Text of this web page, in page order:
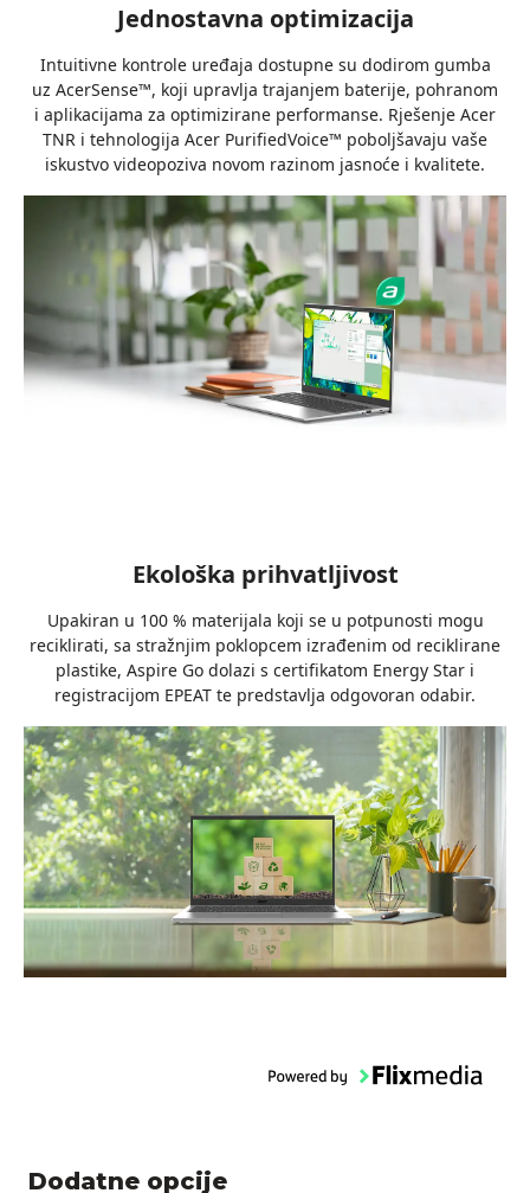
Jednostavna optimizacija
Intuitivne kontrole uređaja dostupne su dodirom gumba
uz AcerSense™, koji upravlja trajanjem baterije, pohranom
i aplikacijama za optimizirane performanse. Rješenje Acer
TNR i tehnologija Acer PurifiedVoice™ poboljšavaju vaše
iskustvo videopoziva novom razinom jasnoće i kvalitete.
Ekološka prihvatljivost
Upakiran u 100 % materijala koji se u potpunosti mogu
reciklirati, sa stražnjim poklopcem izrađenim od reciklirane
plastike, Aspire Go dolazi s certifikatom Energy Star i
registracijom EPEAT te predstavlja odgovoran odabir.
Dodatne opcije